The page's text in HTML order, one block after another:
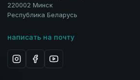
220002 Минск
Республика Беларусь
написать на почту